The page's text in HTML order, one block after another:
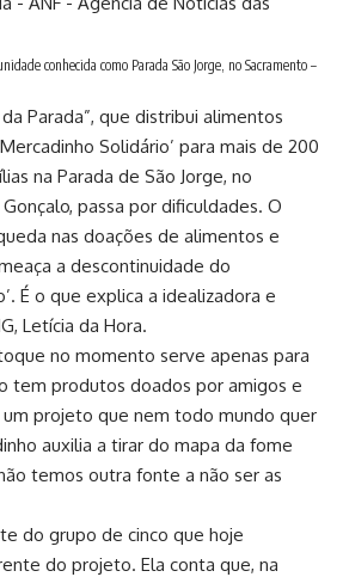
conhecida como Parada São Jorge, no Sacramento –
Parada”, que distribui alimentos
Solidário’ para mais de 200
na Parada de São Jorge, no
passa por dificuldades. O
nas doações de alimentos e
a descontinuidade do
É o que explica a idealizadora e
Letícia da Hora.
no momento serve apenas para
tem produtos doados por amigos e
projeto que nem todo mundo quer
auxilia a tirar do mapa da fome
temos outra fonte a não ser as
do grupo de cinco que hoje
do projeto. Ela conta que, na